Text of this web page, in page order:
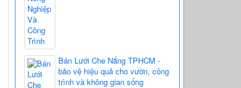
Bán Lưới Che Nắng TPHCM -
bảo vệ hiệu quả cho vườn, công
trình và không gian sống